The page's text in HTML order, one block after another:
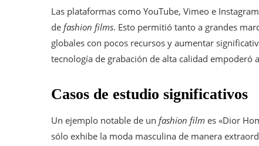
Las plataformas como YouTube, Vimeo e
de fashion films. Esto permitió tanto a grandes
globales con pocos recursos y aumentar
tecnología de grabación de alta calidad
Casos de estudio significativos
Un ejemplo notable de un fashion film es «Dior
sólo exhibe la moda masculina de manera